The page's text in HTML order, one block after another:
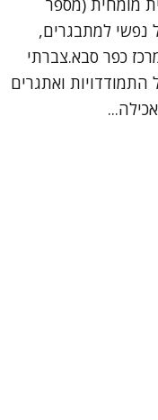
מומחית (מספר
טיפול נפשי למתבגרים,
כפר סבא.צברתי
התמודדויות ואתגרים